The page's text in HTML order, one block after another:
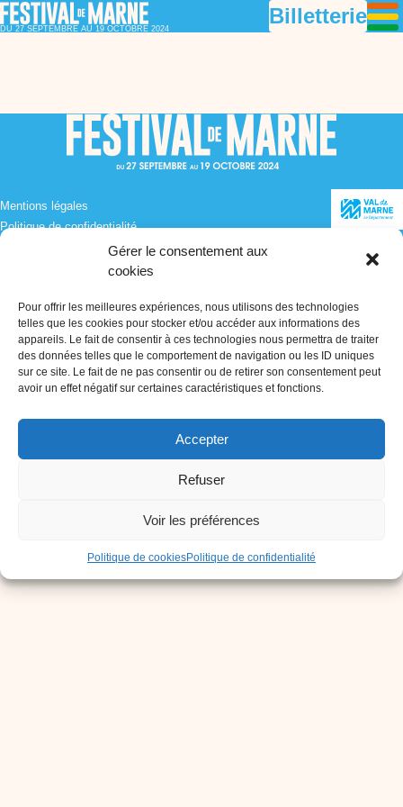
Gérer le consentement aux
cookies
Pour offrir les meilleures expériences, nous utilisons des technologies
telles que les cookies pour stocker et/ou accéder aux informations des
appareils. Le fait de consentir à ces technologies nous permettra de traiter
des données telles que le comportement de navigation ou les ID uniques
sur ce site. Le fait de ne pas consentir ou de retirer son consentement peut
avoir un effet négatif sur certaines caractéristiques et fonctions.
Accepter
Refuser
Voir les préférences
Politique de cookiesPolitique de confidentialité
DU 27 SEPTEMBRE AU 19 OCTOBRE 2024
Billetterie
Mentions légales
Politique de confidentialité
Politique de cookies (UE)
Inscris-toi à notre Newsletter !
[sibwp_form id=1]